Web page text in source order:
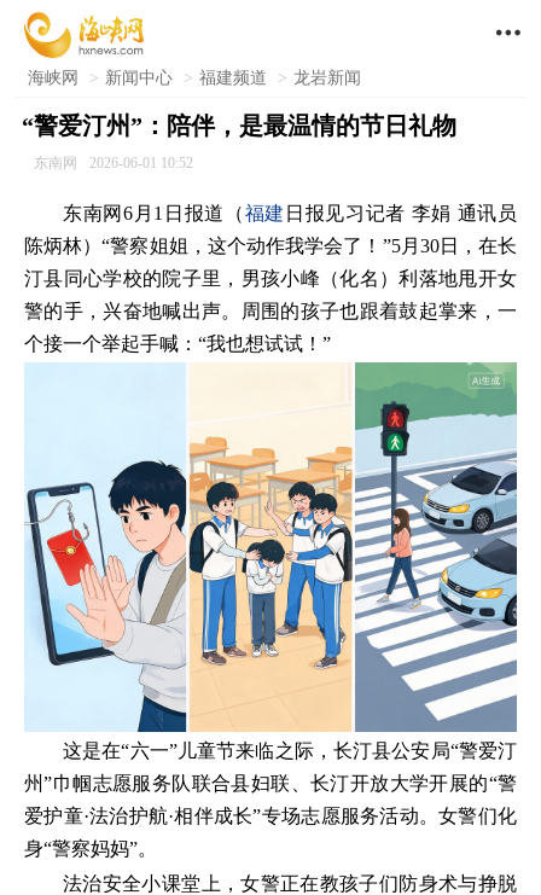

海峡网 > 新闻中心 > 福建频道 > 龙岩新闻
“警爱汀州”：陪伴，是最温情的节日礼物
东南网 2026-06-01 10:52
东南网6月1日报道（福建 日报见习记者 李娟 通讯员
陈炳林）“警察姐姐，这个动作我学会了！”5月30日，在长
汀县同心学校的院子里，男孩小峰（化名）利落地甩开女
警的手，兴奋地喊出声。周围的孩子也跟着鼓起掌来，一
个接一个举起手喊：“我也想试试！”
这是在“六一”儿童节来临之际，长汀县公安局“警爱汀
州”巾帼志愿服务队联合县妇联、长汀开放大学开展的“警
爱护童·法治护航·相伴成长”专场志愿服务活动。女警们化
身“警察妈妈”。
法治安全小课堂上，女警正在教孩子们防身术与挣脱